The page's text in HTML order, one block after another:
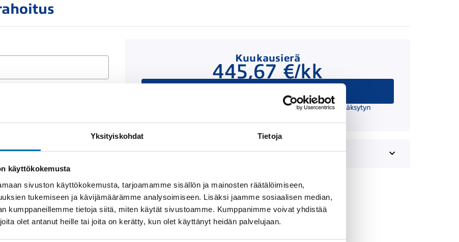
Yksityiskohdat Tietoja
käyttökokemusta
sivuston käyttökokemusta, tarjoamamme sisällön ja mainosten räätälöimiseen,
tukemiseen ja kävijämäärämme analysoimiseen. Lisäksi jaamme sosiaalisen median,
kumppaneillemme tietoja siitä, miten käytät sivustoamme. Kumppanimme voivat yhdistää
olet antanut heille tai joita on kerätty, kun olet käyttänyt heidän palvelujaan.
Kuukausierä
445,67 €/kk
Rahoituslaskelma on suuntaa antava ja edellyttää hyväksytyn
Näytärahoitustiedot